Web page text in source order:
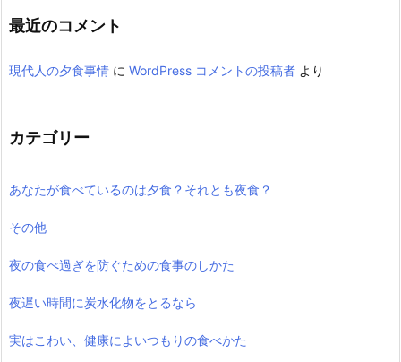
ブ
最近のコメント
現代人の夕食事情 に WordPress コメントの投稿者 より
カテゴリー
あなたが食べているのは夕食？それとも夜食？
その他
夜の食べ過ぎを防ぐための食事のしかた
夜遅い時間に炭水化物をとるなら
実はこわい、健康によいつもりの食べかた